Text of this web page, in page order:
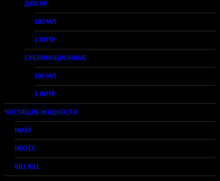
ДЛЯ HP
100 МЛ
1 ЛИТР
СУБЛИМАЦИОННЫЕ
100 МЛ
1 ЛИТР
ЧИСТЯЩИЕ ЖИДКОСТИ
INKRF
INKTEC
BILL KILL